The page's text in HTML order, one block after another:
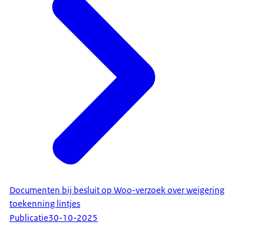
Documenten bij besluit op Woo-verzoek over weigering
toekenning lintjes
Publicatie30-10-2025